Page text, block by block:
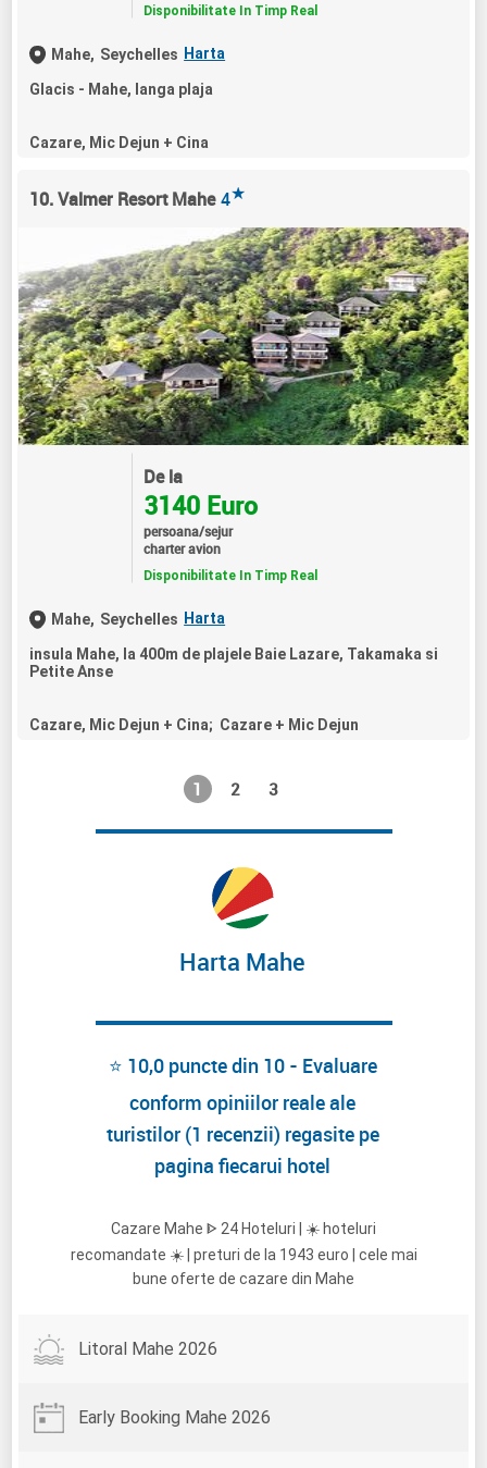
Disponibilitate In Timp Real
Mahe, Seychelles Harta
Glacis - Mahe, langa plaja
Cazare, Mic Dejun + Cina
10. Valmer Resort Mahe 4★
De la
3140 Euro
persoana/sejur
charter avion
Disponibilitate In Timp Real
Mahe, Seychelles Harta
insula Mahe, la 400m de plajele Baie Lazare, Takamaka si
Petite Anse
Cazare, Mic Dejun + Cina; Cazare + Mic Dejun
1 2 3
Harta Mahe
⭐ 10,0 puncte din 10 - Evaluare
conform opiniilor reale ale
turistilor (1 recenzii) regasite pe
pagina fiecarui hotel
Cazare Mahe ᐈ 24 Hoteluri | ☀️ hoteluri
recomandate ☀️ | preturi de la 1943 euro | cele mai
bune oferte de cazare din Mahe
Litoral Mahe 2026
Early Booking Mahe 2026